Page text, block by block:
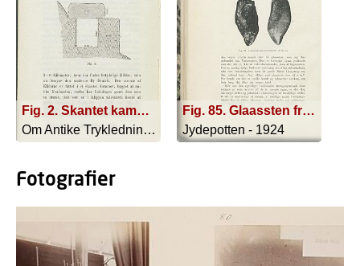
Fig. 2. Skantet kammer, bygget af antike kvadersten
Om Antike Trykledninger Til Vandforsy... - 1903
Fig. 85. Glaassten fra jærnalderen. (8 cm 1.)
Jydepotten - 1924
Fotografier